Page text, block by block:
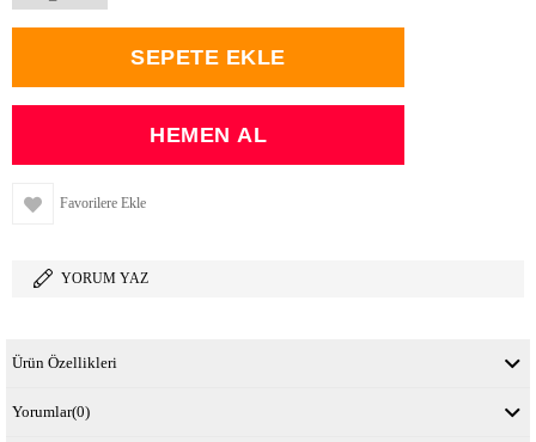
Favorilere Ekle
YORUM YAZ
Ürün Özellikleri
Yorumlar(0)